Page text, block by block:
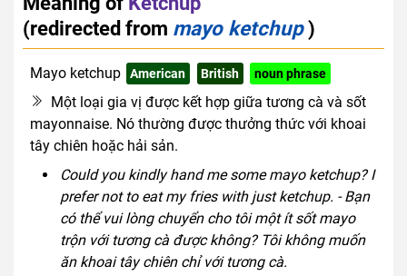
(redirected from mayo ketchup)
Mayo ketchup American British noun phrase
Một loại gia vị được kết hợp giữa tương cà và sốt
mayonnaise. Nó thường được thưởng thức với khoai
tây chiên hoặc hải sản.
Could you kindly hand me some mayo ketchup? I
prefer not to eat my fries with just ketchup. - Bạn
có thể vui lòng chuyển cho tôi một ít sốt mayo
trộn với tương cà được không? Tôi không muốn
ăn khoai tây chiên chỉ với tương cà.